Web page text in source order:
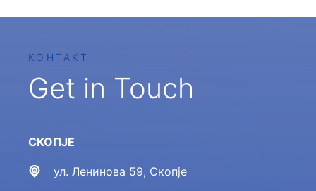
КОНТАКТ
Get in Touch
СКОПЈЕ
ул. Ленинова 59, Скопје